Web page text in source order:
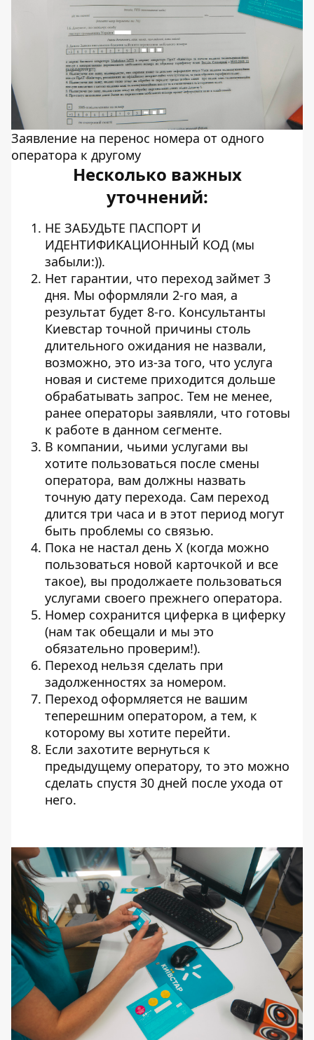
Заявление на перенос номера от одного
оператора к другому
Несколько важных
уточнений:
НЕ ЗАБУДЬТЕ ПАСПОРТ И
ИДЕНТИФИКАЦИОННЫЙ КОД (мы
забыли:)).
Нет гарантии, что переход займет 3
дня. Мы оформляли 2-го мая, а
результат будет 8-го. Консультанты
Киевстар точной причины столь
длительного ожидания не назвали,
возможно, это из-за того, что услуга
новая и системе приходится дольше
обрабатывать запрос. Тем не менее,
ранее операторы заявляли, что готовы
к работе в данном сегменте.
В компании, чьими услугами вы
хотите пользоваться после смены
оператора, вам должны назвать
точную дату перехода. Сам переход
длится три часа и в этот период могут
быть проблемы со связью.
Пока не настал день Х (когда можно
пользоваться новой карточкой и все
такое), вы продолжаете пользоваться
услугами своего прежнего оператора.
Номер сохранится циферка в циферку
(нам так обещали и мы это
обязательно проверим!).
Переход нельзя сделать при
задолженностях за номером.
Переход оформляется не вашим
теперешним оператором, а тем, к
которому вы хотите перейти.
Если захотите вернуться к
предыдущему оператору, то это можно
сделать спустя 30 дней после ухода от
него.